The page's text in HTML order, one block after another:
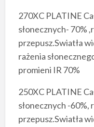
270XC PLATINE
słonecznych- 70%
przepusz.Swiatła
rażenia
promieni IR 70%
250XC PLATINE
słonecznych -60%,
przepusz.Swiatła